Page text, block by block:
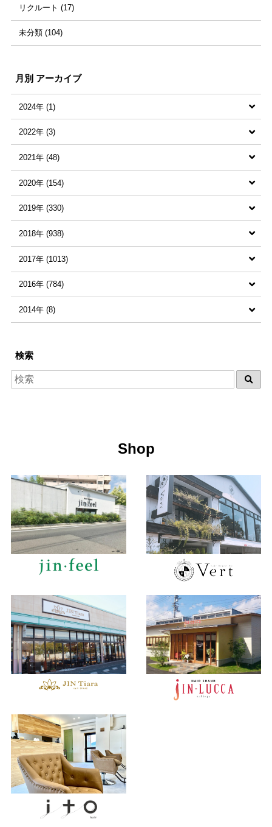
高松千滉 (1)
松下遥 (15)
山根千穂 (18)
リクルート (17)
未分類 (104)
月別 アーカイブ
2024年 (1)
すべての記事 (1)
2024年6月 (1)
2022年 (3)
すべての記事 (3)
2022年8月 (1)
2022年2月 (1)
2022年1月 (1)
2021年 (48)
すべての記事 (48)
2021年8月 (2)
2021年7月 (4)
2021年6月 (1)
2021年5月 (9)
2021年4月 (5)
2021年2月 (6)
2021年1月 (17)
2020年 (154)
すべての記事 (154)
2020年12月 (7)
2020年11月 (1)
2020年10月 (6)
2020年9月 (6)
2020年7月 (12)
2020年6月 (17)
2020年2月 (9)
2020年1月 (14)
2019年 (330)
すべての記事 (330)
2019年12月 (13)
2019年11月 (28)
2019年10月 (13)
2019年8月 (10)
2019年7月 (27)
2019年3月 (27)
2019年2月 (50)
2019年1月 (32)
2018年 (938)
すべての記事 (938)
2018年12月 (71)
2018年11月 (78)
2018年9月 (54)
2018年8月 (81)
2018年4月 (92)
2018年3月 (81)
2018年2月 (69)
2018年1月 (78)
2017年 (1013)
すべての記事 (1013)
2017年12月 (71)
2017年10月 (90)
2017年9月 (68)
2017年5月 (91)
2017年4月 (88)
2017年3月 (65)
2017年2月 (69)
2016年 (784)
すべての記事 (784)
2016年11月 (96)
2016年10月 (96)
2016年6月 (86)
2016年5月 (85)
2016年4月 (78)
2016年3月 (55)
2014年 (8)
2014年12月 (1)
2014年10月 (2)
検索
Shop